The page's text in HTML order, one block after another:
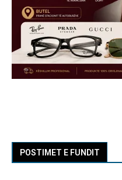
POSTIMET E FUNDIT